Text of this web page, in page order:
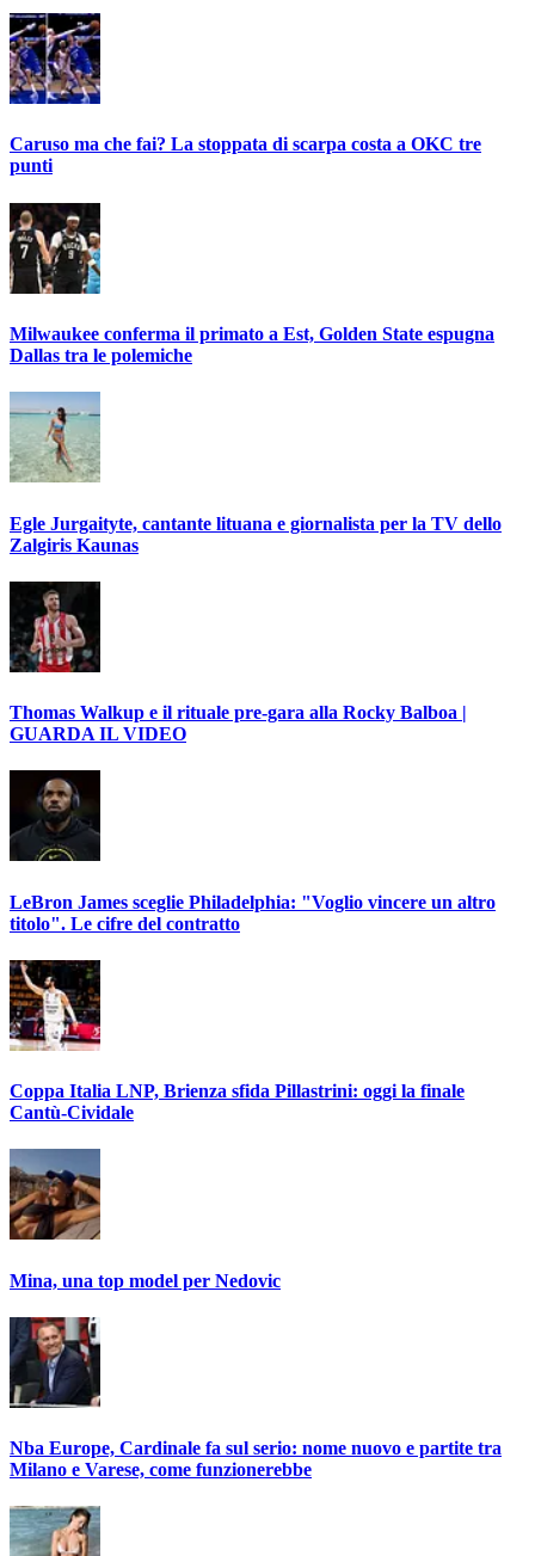
Caruso ma che fai? La stoppata di scarpa costa a OKC tre
punti
Milwaukee conferma il primato a Est, Golden State espugna
Dallas tra le polemiche
Egle Jurgaityte, cantante lituana e giornalista per la TV dello
Zalgiris Kaunas
Thomas Walkup e il rituale pre-gara alla Rocky Balboa |
GUARDA IL VIDEO
LeBron James sceglie Philadelphia: "Voglio vincere un altro
titolo". Le cifre del contratto
Coppa Italia LNP, Brienza sfida Pillastrini: oggi la finale
Cantù-Cividale
Mina, una top model per Nedovic
Nba Europe, Cardinale fa sul serio: nome nuovo e partite tra
Milano e Varese, come funzionerebbe